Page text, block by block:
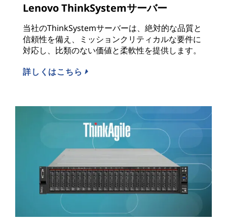
Lenovo ThinkSystemサーバー
当社のThinkSystemサーバーは、絶対的な品質と
信頼性を備え、ミッションクリティカルな要件に
対応し、比類のない価値と柔軟性を提供します。
詳しくはこちら